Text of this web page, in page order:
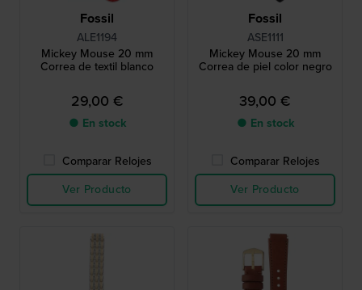
Fossil
ALE1194
Mickey Mouse 20 mm
Correa de textil blanco
29,00 €
● En stock
Comparar Relojes
Ver Producto
Fossil
ASE1111
Mickey Mouse 20 mm
Correa de piel color negro
39,00 €
● En stock
Comparar Relojes
Ver Producto